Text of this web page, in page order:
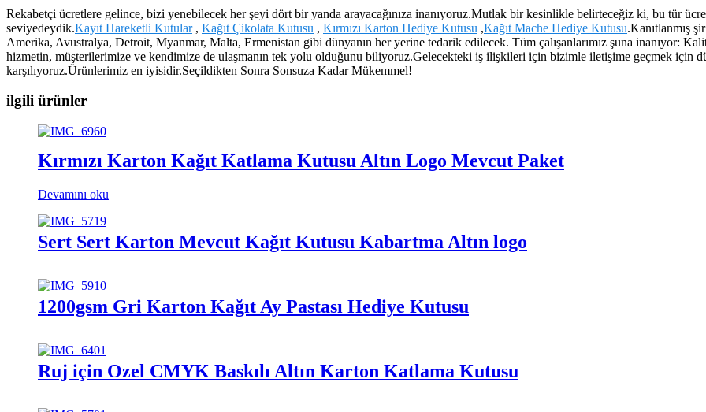
Rekabetçi ücretlere gelince, bizi yenebilecek her şeyi dört bir yanda arayacağınıza inanıyoruz.Mutlak bir kesinlikle belirteceğiz ki, bu tür
seviyedeydik.Kayıt Hareketli Kutular, Kağıt Çikolata Kutusu , Kırmızı Karton Hediye Kutusu ,Kağıt Mache Hediye Kutusu.Kanıtlanmış
Amerika, Avustralya, Detroit, Myanmar, Malta, Ermenistan gibi dünyanın her yerine tedarik edilecek. Tüm çalışanlarımız şuna inanıyor:
hizmetin, müşterilerimize ve kendimize de ulaşmanın tek yolu olduğunu biliyoruz.Gelecekteki iş ilişkileri için bizimle iletişime geçmek için
karşılıyoruz.Ürünlerimiz en iyisidir.Seçildikten Sonra Sonsuza Kadar Mükemmel!
ilgili ürünler
Kırmızı Karton Kağıt Katlama Kutusu Altın Logo Mevcut Paket
Devamını oku
Sert Sert Karton Mevcut Kağıt Kutusu Kabartma Altın logo
1200gsm Gri Karton Kağıt Ay Pastası Hediye Kutusu
Ruj için Özel CMYK Baskılı Altın Karton Katlama Kutusu